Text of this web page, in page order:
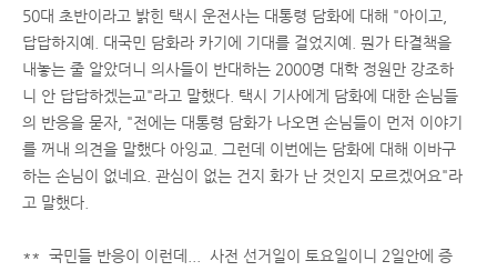
50대 초반이라고 밝힌 택시 운전사는 대통령 담화에 대해 "아이고,
답답하지예. 대국민 담화라 카기에 기대를 걸었지예. 뭔가 타결책을
내놓는 줄 알았더니 의사들이 반대하는 2000명 대학 정원만 강조하
니 안 답답하겠는교"라고 말했다. 택시 기사에게 담화에 대한 손님들
의 반응을 묻자, "전에는 대통령 담화가 나오면 손님들이 먼저 이야기
를 꺼내 의견을 말했다 아잉교. 그런데 이번에는 담화에 대해 이바구
하는 손님이 없네요. 관심이 없는 건지 화가 난 것인지 모르겠어요"라
고 말했다.
** 국민들 반응이 이런데... 사전 선거일이 토요일이니 2일안에 증